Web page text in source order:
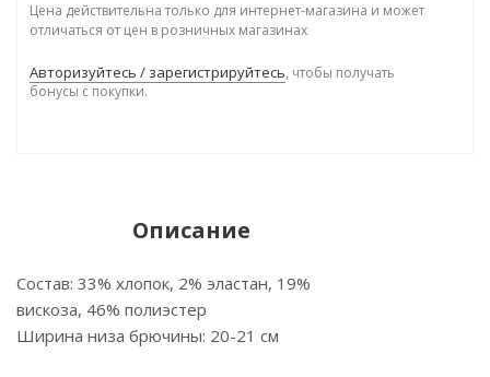
Цена действительна только для интернет-магазина и может
отличаться от цен в розничных магазинах
Авторизуйтесь / зарегистрируйтесь, чтобы получать
бонусы с покупки.
Описание
Состав: 33% хлопок, 2% эластан, 19%
вискоза, 46% полиэстер
Ширина низа брючины: 20-21 см